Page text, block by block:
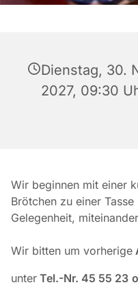
Dienstag, 30.
2027, 09:30
Wir beginnen mit einer
Brötchen zu einer
Gelegenheit,
Wir bitten um vorherige
unterTel.-Nr. 45 55 23